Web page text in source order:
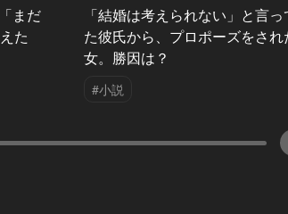
まだ
た
「結婚は考えられない」と言っ
た彼氏から、プロポーズをされ
女。勝因は？
#小説